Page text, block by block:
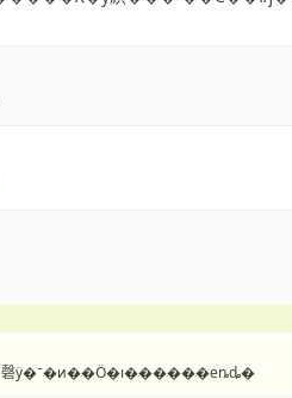
�ܲ�����ϸ˵˵������6����ľ���λ�ã�ÿ����ľ���ߴ磬ÿ�־�ͷ��Ӧ�ı������еȵȡ�